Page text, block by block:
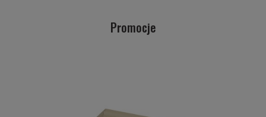
Promocje